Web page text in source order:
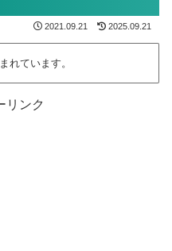
2021.09.21 2025.09.21
れています。
リンク